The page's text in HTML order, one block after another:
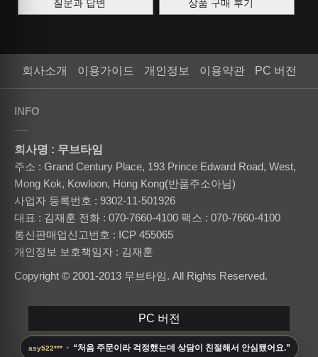
asy522*** · “처음 주문이라 걱정했는데 상담이 친절해서 안심됐어요.”
질문과 답변 상품 구매 후기
회사소개 이용가이드 개인정보 이용약관 PC 버전
INFO
회사명 : 무브타임
주소 : Grand Century Place, 193 Prince Edward Road, West,
Mong Kok, Kowloon, Hong Kong(반품주소아님)
사업자 등록번호 : 9302-11-501926
대표 : 김재훈 전화 : 070-7660-4100 팩스 : 070-7660-4100
통신판매업신고번호 : ICP 455065
개인정보 보호책임자 : 김재훈
Copyright © 2001-2013 무브타임. All Rights Reserved.
PC 버전